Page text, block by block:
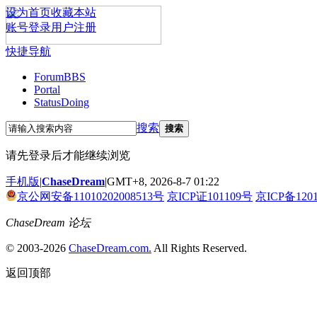
设为首页收藏本站
账号登录用户注册
快捷导航
ForumBBS
Portal
StatusDoing
搜索 搜索
请先登录后才能继续浏览
手机版|ChaseDream|GMT+8, 2026-8-7 01:22
京公网安备11010202008513号 京ICP证101109号 京ICP备
ChaseDream 论坛
© 2003-2026 ChaseDream.com. All Rights Reserved.
返回顶部